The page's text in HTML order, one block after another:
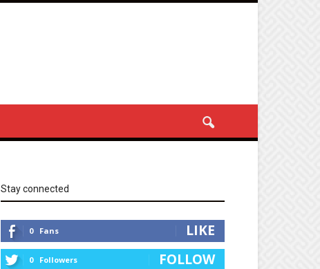
Stay connected
0 Fans LIKE
0 Followers FOLLOW